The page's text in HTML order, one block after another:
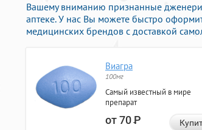
Вашему вниманию признанные
аптеке. У нас Вы можете быстро
медицинских брендов с доставкой
Виагра
100мг
Самый известный в мире
препарат
от 70Р